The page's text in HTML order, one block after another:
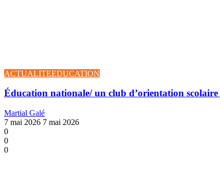
ACTUALITEEDUCATION
Éducation nationale/ un club d’orientation
Martial Galé
7 mai 2026 7 mai 2026
0
0
0